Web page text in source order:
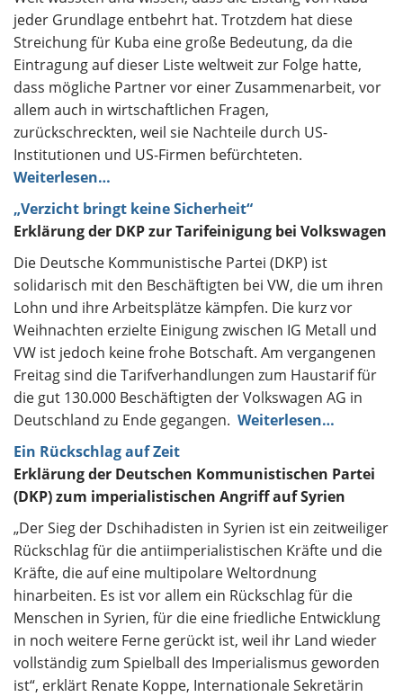
jeder Grundlage entbehrt hat. Trotzdem hat diese
Streichung für Kuba eine große Bedeutung, da die
Eintragung auf dieser Liste weltweit zur Folge hatte,
dass mögliche Partner vor einer Zusammenarbeit, vor
allem auch in wirtschaftlichen Fragen,
zurückschreckten, weil sie Nachteile durch US-
Institutionen und US-Firmen befürchteten.
Weiterlesen…
„Verzicht bringt keine Sicherheit“
Erklärung der DKP zur Tarifeinigung bei Volkswagen
Die Deutsche Kommunistische Partei (DKP) ist
solidarisch mit den Beschäftigten bei VW, die um ihren
Lohn und ihre Arbeitsplätze kämpfen. Die kurz vor
Weihnachten erzielte Einigung zwischen IG Metall und
VW ist jedoch keine frohe Botschaft. Am vergangenen
Freitag sind die Tarifverhandlungen zum Haustarif für
die gut 130.000 Beschäftigten der Volkswagen AG in
Deutschland zu Ende gegangen. Weiterlesen…
Ein Rückschlag auf Zeit
Erklärung der Deutschen Kommunistischen Partei
(DKP) zum imperialistischen Angriff auf Syrien
„Der Sieg der Dschihadisten in Syrien ist ein zeitweiliger
Rückschlag für die antiimperialistischen Kräfte und die
Kräfte, die auf eine multipolare Weltordnung
hinarbeiten. Es ist vor allem ein Rückschlag für die
Menschen in Syrien, für die eine friedliche Entwicklung
in noch weitere Ferne gerückt ist, weil ihr Land wieder
vollständig zum Spielball des Imperialismus geworden
ist“, erklärt Renate Koppe, Internationale Sekretärin